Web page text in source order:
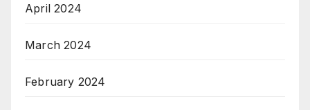
April 2024
March 2024
February 2024